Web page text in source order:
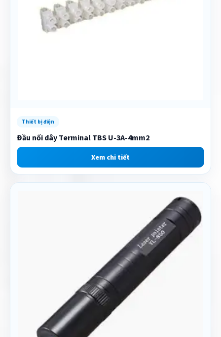
Thiết bị điện
Đầu nối dây Terminal TBS U-3A-4mm2
Xem chi tiết